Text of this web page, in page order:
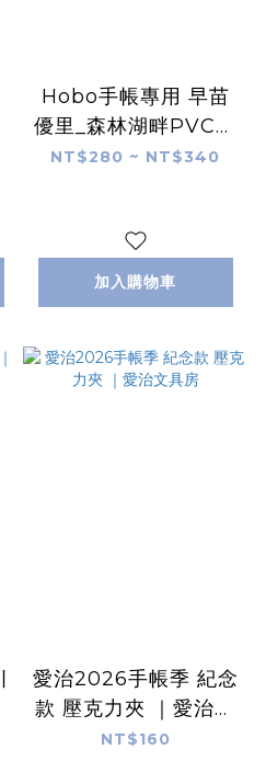
Hobo手帳專用 早苗
優里_森林湖畔PVC透
明書套 A5、A6、
帳
NT$280 ~ NT$340
加入購物車
愛治2026手帳季 紀念
款 壓克力夾 ｜愛治文
具房
NT$160